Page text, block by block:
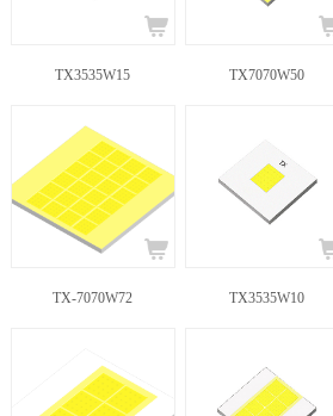
TX3535W15 TX7070W50
TX-7070W72 TX3535W10